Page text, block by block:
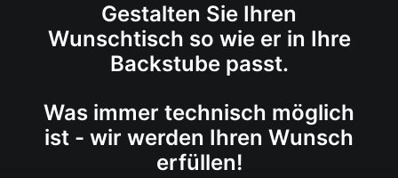
Gestalten Sie Ihren
Wunschtisch so wie er in Ihre
Backstube passt.
Was immer technisch möglich
ist - wir werden Ihren Wunsch
erfüllen!